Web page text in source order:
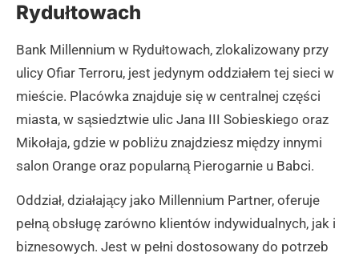
Rydułtowach
Bank Millennium w Rydułtowach, zlokalizowany przy
ulicy Ofiar Terroru, jest jedynym oddziałem tej sieci w
mieście. Placówka znajduje się w centralnej części
miasta, w sąsiedztwie ulic Jana III Sobieskiego oraz
Mikołaja, gdzie w pobliżu znajdziesz między innymi
salon Orange oraz popularną Pierogarnie u Babci.
Oddział, działający jako Millennium Partner, oferuje
pełną obsługę zarówno klientów indywidualnych, jak i
biznesowych. Jest w pełni dostosowany do potrzeb